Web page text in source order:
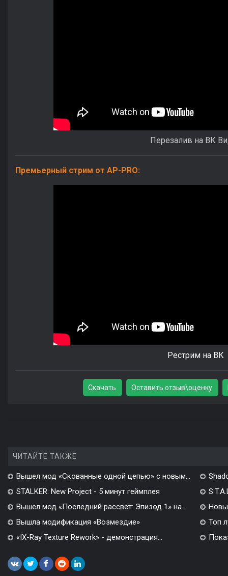
Перезалив на ВК
Премьерный стрим от AP-PRO:
Рестрим на ВК
Скачать Оставить отзыв\оценку
ЧИТАЙТЕ ТАКЖЕ
Вышел мод «Скованные одной цепью» с новым...
STALKER: New Project - 5 минут геймплея
Вышел мод «Последний рассвет: Эпизод 1» на...
Вышла модификация «Возмездие»
Топ
«IX-Ray Texture Rework» - демонстрация...